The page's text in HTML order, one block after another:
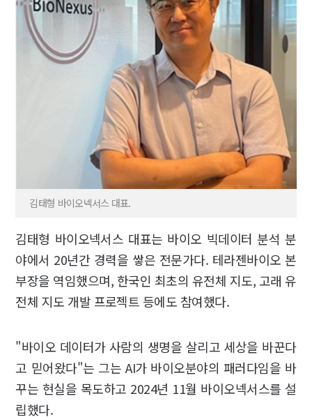
김태형 바이오넥서스 대표.
김태형 바이오넥서스 대표는 바이오 빅데이터 분석 분
야에서 20년간 경력을 쌓은 전문가다. 테라젠바이오 본
부장을 역임했으며, 한국인 최초의 유전체 지도, 고래 유
전체 지도 개발 프로젝트 등에도 참여했다.
"바이오 데이터가 사람의 생명을 살리고 세상을 바꾼다
고 믿어왔다"는 그는 AI가 바이오분야의 패러다임을 바
꾸는 현실을 목도하고 2024년 11월 바이오넥서스를 설
립했다.